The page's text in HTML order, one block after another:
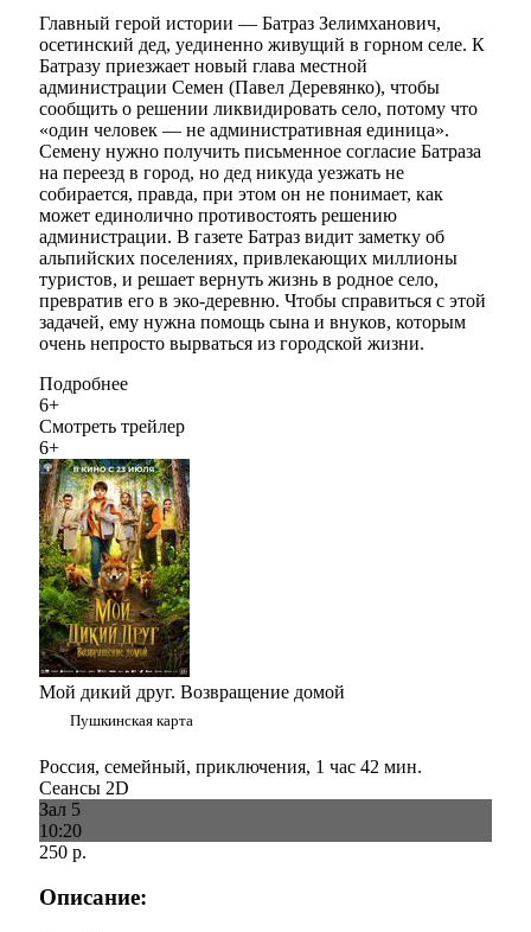
Главный герой истории — Батраз Зелимханович,
осетинский дед, уединенно живущий в горном селе. К
Батразу приезжает новый глава местной
администрации Семен (Павел Деревянко), чтобы
сообщить о решении ликвидировать село, потому что
«один человек — не административная единица».
Семену нужно получить письменное согласие Батраза
на переезд в город, но дед никуда уезжать не
собирается, правда, при этом он не понимает, как
может единолично противостоять решению
администрации. В газете Батраз видит заметку об
альпийских поселениях, привлекающих миллионы
туристов, и решает вернуть жизнь в родное село,
превратив его в эко-деревню. Чтобы справиться с этой
задачей, ему нужна помощь сына и внуков, которым
очень непросто вырваться из городской жизни.
Подробнее
6+
Смотреть трейлер
6+
Мой дикий друг. Возвращение домой
Пушкинская карта
Россия, семейный, приключения, 1 час 42 мин.
Сеансы 2D
Зал 5
10:20
250 р.
Описание: